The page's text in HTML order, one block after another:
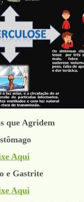
que Agridem
Aqui
e Gastrite
Aqui